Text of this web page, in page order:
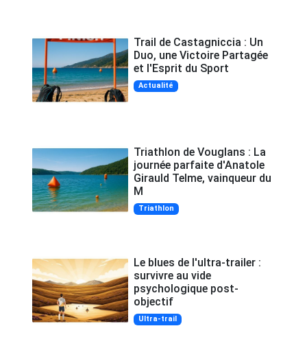
Trail de Castagniccia : Un
Duo, une Victoire Partagée
et l'Esprit du Sport
Actualité
Triathlon de Vouglans : La
journée parfaite d'Anatole
Girauld Telme, vainqueur du
M
Triathlon
Le blues de l'ultra-trailer :
survivre au vide
psychologique post-
objectif
Ultra-trail